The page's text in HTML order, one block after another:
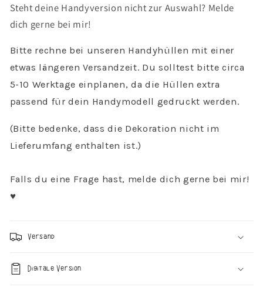
Steht deine Handyversion nicht zur Auswahl? Melde
dich gerne bei mir!
Bitte rechne bei unseren Handyhüllen mit einer
etwas längeren Versandzeit. Du solltest bitte circa
5-10 Werktage einplanen, da die Hüllen extra
passend für dein Handymodell gedruckt werden.
(Bitte bedenke, dass die Dekoration nicht im
Lieferumfang enthalten ist.)
Falls du eine Frage hast, melde dich gerne bei mir!
♥︎
Versand
Digitale Version